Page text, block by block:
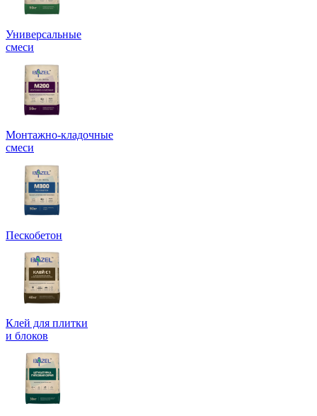
Универсальные
смеси
Монтажно-кладочные
смеси
Пескобетон
Клей для плитки
и блоков